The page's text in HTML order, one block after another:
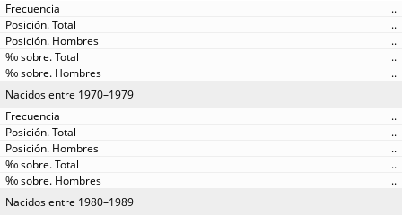
..
..
..
..
..
Nacidos entre 1970–1979
..
..
..
..
..
Nacidos entre 1980–1989